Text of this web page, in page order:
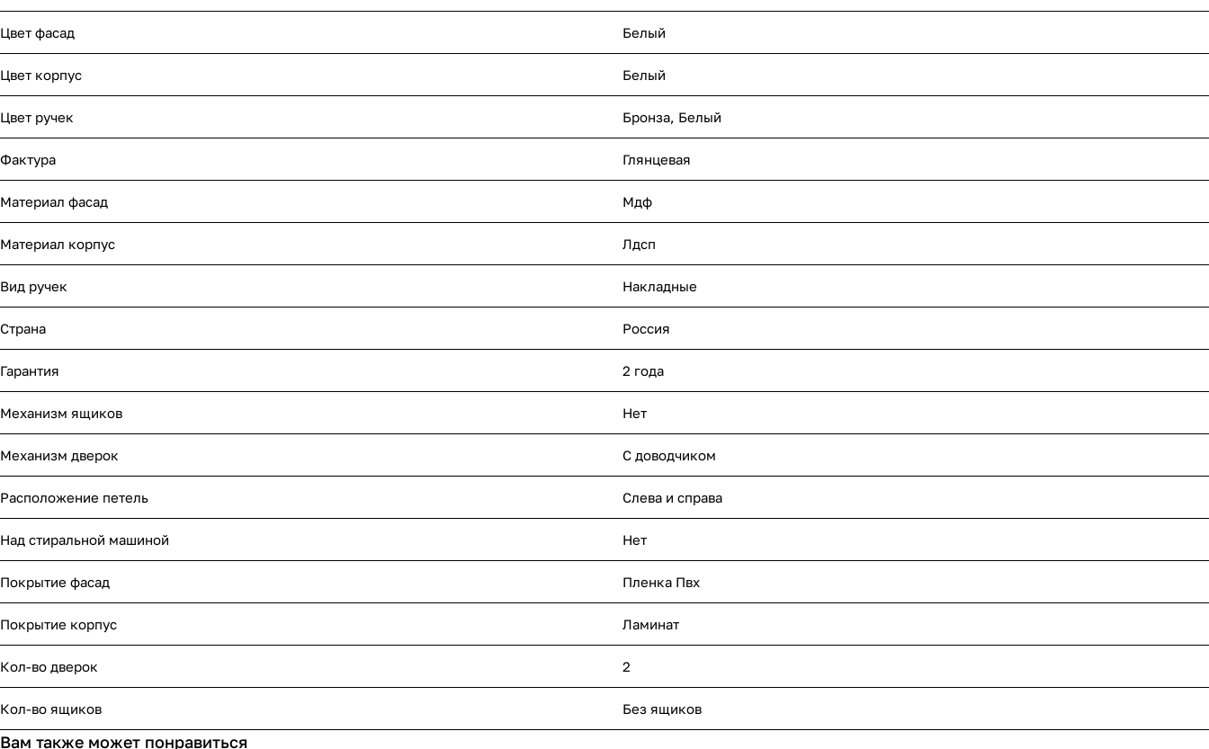
Цвет фасад Белый
Цвет корпус Белый
Цвет ручек Бронза, Белый
Фактура Глянцевая
Материал фасад Мдф
Материал корпус Лдсп
Вид ручек Накладные
Страна Россия
Гарантия 2 года
Механизм ящиков Нет
Механизм дверок С доводчиком
Расположение петель Слева и справа
Над стиральной машиной Нет
Покрытие фасад Пленка Пвх
Покрытие корпус Ламинат
Кол-во дверок 2
Кол-во ящиков Без ящиков
Вам также может понравиться